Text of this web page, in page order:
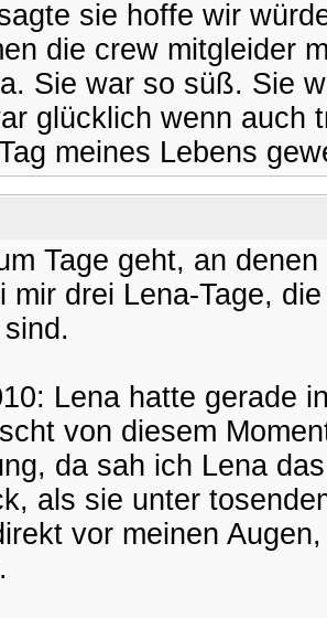
sie hoffe wir
die crew mitgleider
Sie war so süß. Sie
glücklich wenn auch
meines Lebens
Tage geht, an
mir drei Lena-Tage,
Lena hatte gerade
von diesem
da sah ich Lena
als sie unter
vor meinen